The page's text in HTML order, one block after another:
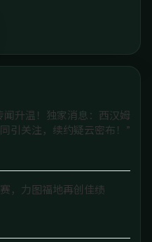
闻升温！独家消息：西汉姆
引关注，续约疑云密布！”
，力图福地再创佳绩